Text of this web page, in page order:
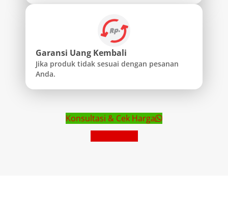
Garansi Uang Kembali
Jika produk tidak sesuai dengan pesanan
Anda.
Konsultasi & Cek Harga